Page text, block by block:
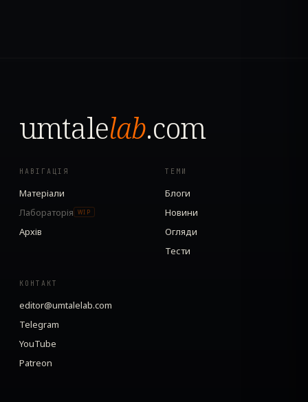
umtalelab.com
НАВІГАЦІЯ
Матеріали
Лабораторія
WIP
Архів
ТЕМИ
Блоги
Новини
Огляди
Тести
КОНТАКТ
editor@umtalelab.com
Telegram
YouTube
Patreon